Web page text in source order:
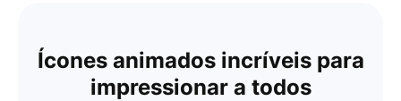
Ícones animados incríveis para
impressionar a todos